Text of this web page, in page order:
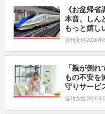
《お盆帰
本音、しん
もっと嬉し
週刊女性2026年
「親が倒
もの不安を
守りサービ
週刊女性2026年